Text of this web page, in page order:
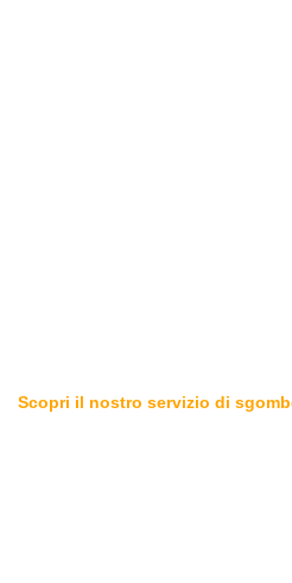
Scopri il nostro servizio di